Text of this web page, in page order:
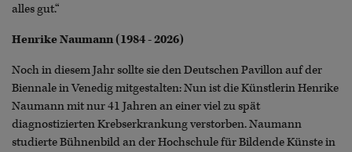
alles gut.“
Henrike Naumann (1984 - 2026)
Noch in diesem Jahr sollte sie den Deutschen Pavillon auf der
Biennale in Venedig mitgestalten: Nun ist die Künstlerin Henrike
Naumann mit nur 41 Jahren an einer viel zu spät
diagnostizierten Krebserkrankung verstorben. Naumann
studierte Bühnenbild an der Hochschule für Bildende Künste in